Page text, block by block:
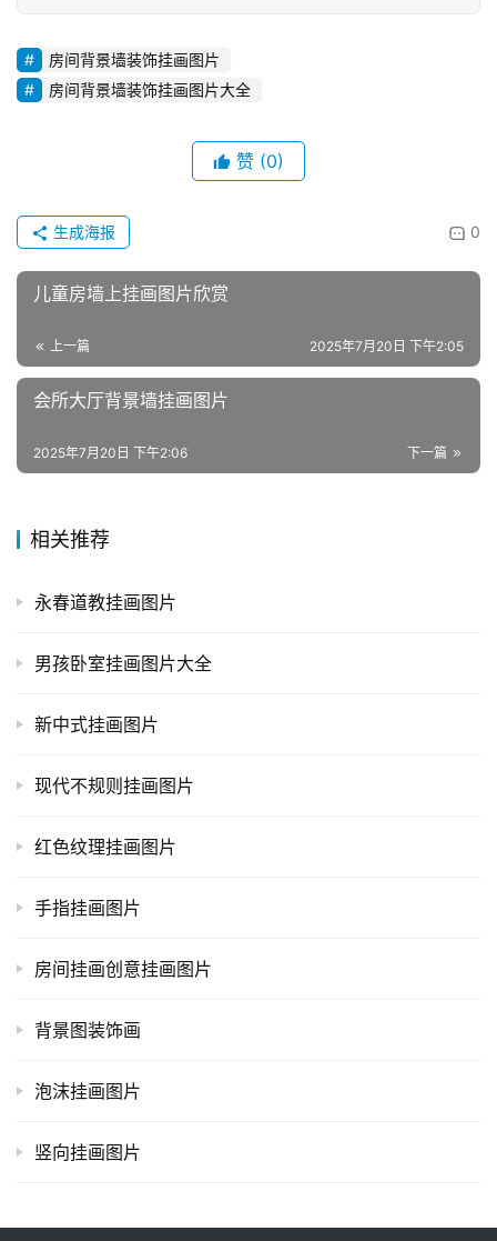
房间背景墙装饰挂画图片
房间背景墙装饰挂画图片大全
赞 (0)
0
生成海报
儿童房墙上挂画图片欣赏
上一篇 2025年7月20日 下午2:05
会所大厅背景墙挂画图片
下一篇
2025年7月20日 下午2:06
相关推荐
永春道教挂画图片
男孩卧室挂画图片大全
新中式挂画图片
现代不规则挂画图片
红色纹理挂画图片
手指挂画图片
房间挂画创意挂画图片
背景图装饰画
泡沫挂画图片
竖向挂画图片